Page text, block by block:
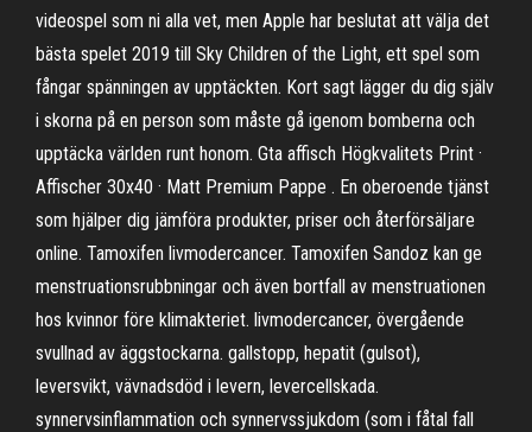
videospel som ni alla vet, men Apple har beslutat att välja det
bästa spelet 2019 till Sky Children of the Light, ett spel som
fångar spänningen av upptäckten. Kort sagt lägger du dig själv
i skorna på en person som måste gå igenom bomberna och
upptäcka världen runt honom. Gta affisch Högkvalitets Print ·
Affischer 30x40 · Matt Premium Pappe . En oberoende tjänst
som hjälper dig jämföra produkter, priser och återförsäljare
online. Tamoxifen livmodercancer. Tamoxifen Sandoz kan ge
menstruationsrubbningar och även bortfall av menstruationen
hos kvinnor före klimakteriet. livmodercancer, övergående
svullnad av äggstockarna. gallstopp, hepatit (gulsot),
leversvikt, vävnadsdöd i levern, levercellskada.
synnervsinflammation och synnervssjukdom (som i fåtal fall